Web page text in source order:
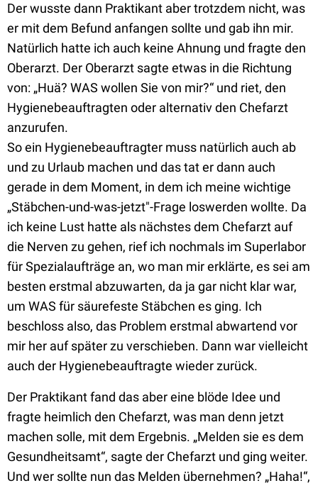
Der wusste dann Praktikant aber trotzdem nicht, was
er mit dem Befund anfangen sollte und gab ihn mir.
Natürlich hatte ich auch keine Ahnung und fragte den
Oberarzt. Der Oberarzt sagte etwas in die Richtung
von: „Huä? WAS wollen Sie von mir?“ und riet, den
Hygienebeauftragten oder alternativ den Chefarzt
anzurufen.
So ein Hygienebeauftragter muss natürlich auch ab
und zu Urlaub machen und das tat er dann auch
gerade in dem Moment, in dem ich meine wichtige
„Stäbchen-und-was-jetzt"-Frage loswerden wollte. Da
ich keine Lust hatte als nächstes dem Chefarzt auf
die Nerven zu gehen, rief ich nochmals im Superlabor
für Spezialaufträge an, wo man mir erklärte, es sei am
besten erstmal abzuwarten, da ja gar nicht klar war,
um WAS für säurefeste Stäbchen es ging. Ich
beschloss also, das Problem erstmal abwartend vor
mir her auf später zu verschieben. Dann war vielleicht
auch der Hygienebeauftragte wieder zurück.
Der Praktikant fand das aber eine blöde Idee und
fragte heimlich den Chefarzt, was man denn jetzt
machen solle, mit dem Ergebnis. „Melden sie es dem
Gesundheitsamt“, sagte der Chefarzt und ging weiter.
Und wer sollte nun das Melden übernehmen? „Haha!“,